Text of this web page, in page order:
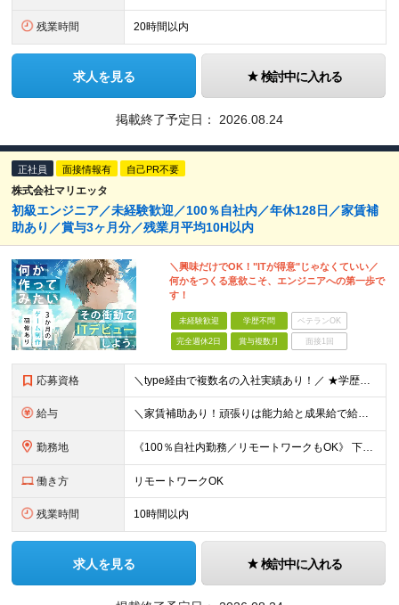
残業時間 20時間以内
求人を見る 検討中に入れる
掲載終了予定日： 2026.08.24
正社員 面接情報有 自己PR不要
株式会社マリエッタ
初級エンジニア／未経験歓迎／100％自社内／年休128日／家賃補
助あり／賞与3ヶ月分／残業月平均10H以内
＼興味だけでOK！"ITが得意"じゃなくていい／
何かをつくる意欲こそ、エンジニアへの第一歩で
す！
未経験歓迎 学歴不問 ベテランOK
完全週休2日 賞与複数月 面接1回
応募資格 ＼type経由で複数名の入社実績あり！／ ★学歴・実務経験不問 ★プログラミングへの興味・意欲がある方 PCの基本操作ができれば、専門的なITスキルは不問です。 「エンジニアとして成長したい」という
給与 ＼家賃補助あり！頑張りは能力給と成果給で給与に還元！／ ★賞与3か月分&資格手当も充実 ★社宅制度あり（当社契約の賃貸住宅の場合は家賃を50％負担／最大5万円） ※社宅制度をご利用される場合は、礼金
勤務地 《100％自社内勤務／リモートワークもOK》 下記いずれかでの勤務となりますのでお選びください（ご希望に沿わない配属はありません） ■東京本社／東京都台東区浅草橋5-5-5 キムラビル4F ■広島オ
働き方 リモートワークOK
残業時間 10時間以内
求人を見る 検討中に入れる